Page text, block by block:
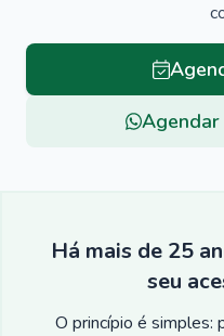
Há mais de 25
seu
O princípio é simples: